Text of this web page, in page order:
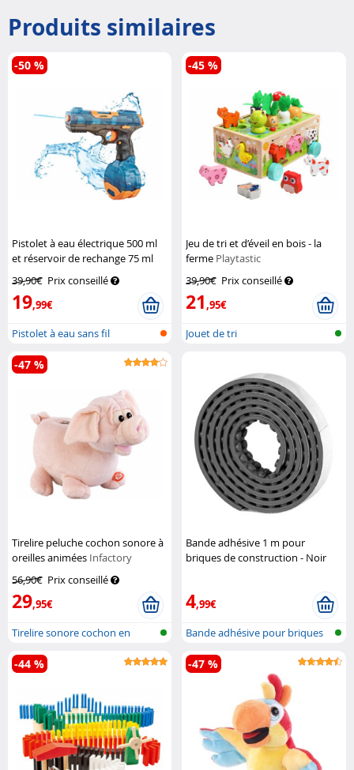
Produits similaires
Pistolet à eau électrique 500 ml
et réservoir de rechange 75 ml
39,90€ Prix conseillé
19,99€
-50 %
Pistolet à eau sans fil
Jeu de tri et d’éveil en bois - la
ferme Playtastic
39,90€ Prix conseillé
21,95€
-45 %
Jouet de tri
Tirelire peluche cochon sonore à
oreilles animées Infactory
56,90€ Prix conseillé
29,95€
-47 %
Tirelire sonore cochon en
peluche
Bande adhésive 1 m pour
briques de construction - Noir
4,99€
Bande adhésive pour briques
de cons...
-44 % -47 %